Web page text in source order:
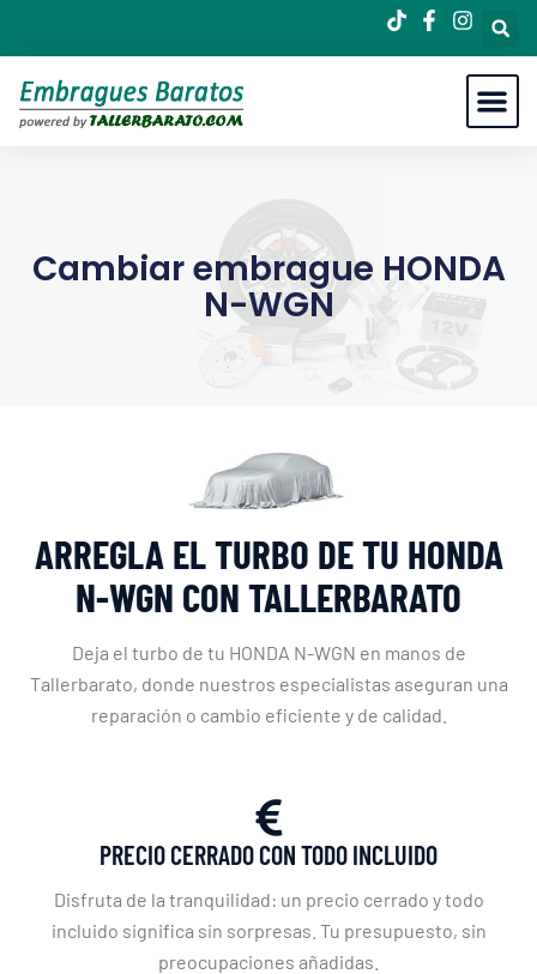
Cambiar embrague HONDA
N-WGN
ARREGLA EL TURBO DE TU HONDA
N-WGN CON TALLERBARATO
Deja el turbo de tu HONDA N-WGN en manos de
Tallerbarato, donde nuestros especialistas aseguran una
reparación o cambio eficiente y de calidad.
PRECIO CERRADO CON TODO INCLUIDO
Disfruta de la tranquilidad: un precio cerrado y todo
incluido significa sin sorpresas. Tu presupuesto, sin
preocupaciones añadidas.